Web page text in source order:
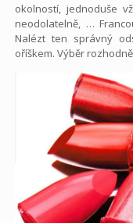
okolností, jednoduše
neodolatelně, …
Nalézt ten správný
oříškem. Výběr